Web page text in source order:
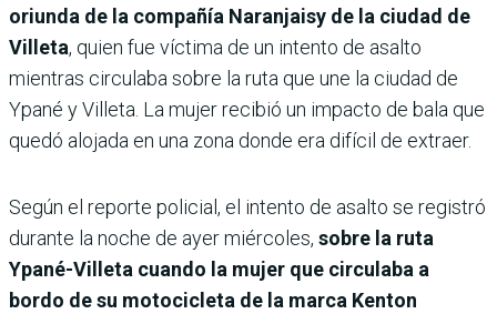
oriunda de la compañía Naranjaisy de la ciudad de
Villeta, quien fue víctima de un intento de asalto
mientras circulaba sobre la ruta que une la ciudad de
Ypané y Villeta. La mujer recibió un impacto de bala que
quedó alojada en una zona donde era difícil de extraer.
Según el reporte policial, el intento de asalto se registró
durante la noche de ayer miércoles, sobre la ruta
Ypané-Villeta cuando la mujer que circulaba a
bordo de su motocicleta de la marca Kenton